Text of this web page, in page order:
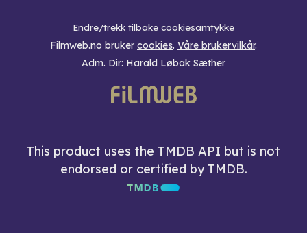
Endre/trekk tilbake cookiesamtykke
Filmweb.no bruker cookies. Våre brukervilkår.
Adm. Dir: Harald Løbak Sæther
This product uses the TMDB API but is not
endorsed or certified by TMDB.